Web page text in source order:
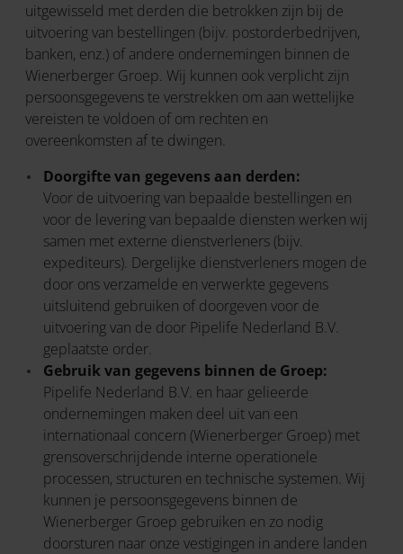
uitgewisseld met derden die betrokken zijn bij de
uitvoering van bestellingen (bijv. postorderbedrijven,
banken, enz.) of andere ondernemingen binnen de
Wienerberger Groep. Wij kunnen ook verplicht zijn
persoonsgegevens te verstrekken om aan wettelijke
vereisten te voldoen of om rechten en
overeenkomsten af te dwingen.
Doorgifte van gegevens aan derden:
Voor de uitvoering van bepaalde bestellingen en
voor de levering van bepaalde diensten werken wij
samen met externe dienstverleners (bijv.
expediteurs). Dergelijke dienstverleners mogen de
door ons verzamelde en verwerkte gegevens
uitsluitend gebruiken of doorgeven voor de
uitvoering van de door Pipelife Nederland B.V.
geplaatste order.
Gebruik van gegevens binnen de Groep:
Pipelife Nederland B.V. en haar gelieerde
ondernemingen maken deel uit van een
internationaal concern (Wienerberger Groep) met
grensoverschrijdende interne operationele
processen, structuren en technische systemen. Wij
kunnen je persoonsgegevens binnen de
Wienerberger Groep gebruiken en zo nodig
doorsturen naar onze vestigingen in andere landen